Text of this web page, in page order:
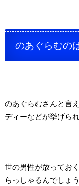
のあぐらむの
のあぐらむさんと言
ディーなどが挙げら
世の男性が放ってお
らっしゃるんでしょ